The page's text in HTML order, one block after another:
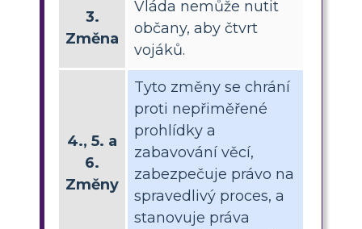
3.
Změna
Vláda nemůže nutit
občany, aby čtvrt
vojáků.
4., 5. a
6.
Změny
Tyto změny se chrání
proti nepřiměřené
prohlídky a
zabavování věcí,
zabezpečuje právo na
spravedlivý proces, a
stanovuje práva